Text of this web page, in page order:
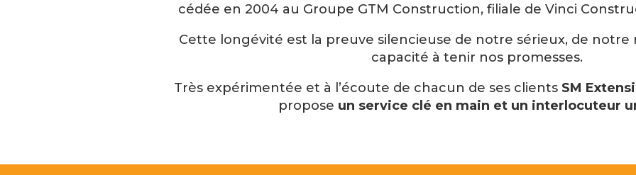
cédée en 2004 au Groupe GTM Construction, filiale de Vinci
Cette longévité est la preuve silencieuse de notre sérieux, de
capacité à tenir nos promesses.
Très expérimentée et à l’écoute de chacun de ses clients SM
propose un service clé en main et un interlocuteur